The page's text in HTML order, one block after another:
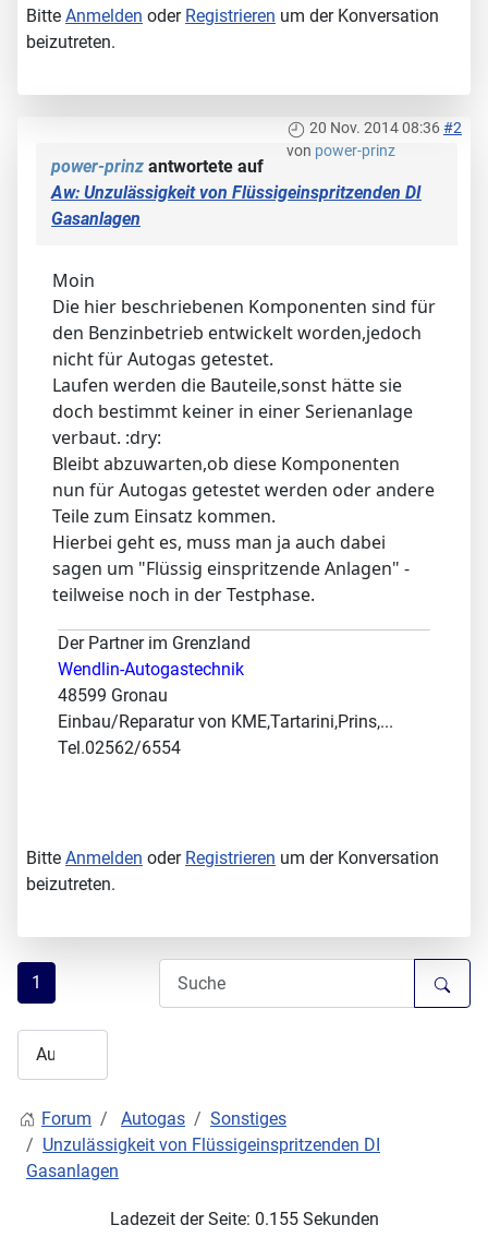
Bitte Anmelden oder Registrieren um der Konversation
beizutreten.
20 Nov. 2014 08:36#2
von power-prinz
power-prinz antwortete auf
Aw: Unzulässigkeit von Flüssigeinspritzenden DI
Gasanlagen
Moin
Die hier beschriebenen Komponenten sind für
den Benzinbetrieb entwickelt worden,jedoch
nicht für Autogas getestet.
Laufen werden die Bauteile,sonst hätte sie
doch bestimmt keiner in einer Serienanlage
verbaut. :dry:
Bleibt abzuwarten,ob diese Komponenten
nun für Autogas getestet werden oder andere
Teile zum Einsatz kommen.
Hierbei geht es, muss man ja auch dabei
sagen um "Flüssig einspritzende Anlagen" -
teilweise noch in der Testphase.
Der Partner im Grenzland
Wendlin-Autogastechnik
48599 Gronau
Einbau/Reparatur von KME,Tartarini,Prins,...
Tel.02562/6554
Bitte Anmelden oder Registrieren um der Konversation
beizutreten.
1
Forum Autogas
Sonstiges
Unzulässigkeit von Flüssigeinspritzenden DI
Gasanlagen
Ladezeit der Seite: 0.155 Sekunden